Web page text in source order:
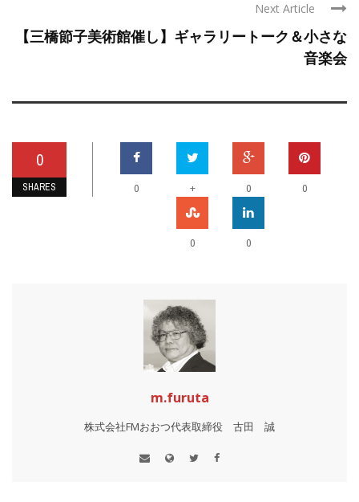
Next Article
【三橋節子美術館催し】ギャラリートーク＆小さな
音楽会
0
SHARES 0 + 0 0
0 0
m.furuta
株式会社FMおおつ代表取締役 古田 誠